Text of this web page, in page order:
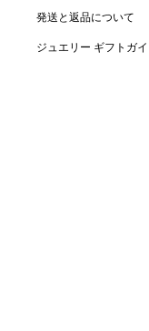
発送と返品について
ジュエリー ギフトガ